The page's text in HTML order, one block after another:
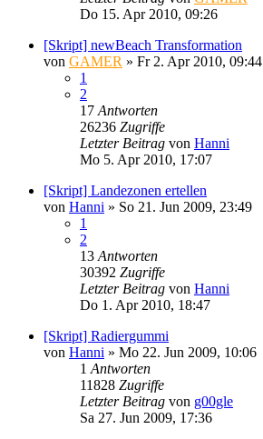
Do 15. Apr 2010, 09:26
[Skript] newBeach Transformation
von GAMER » Fr 2. Apr 2010, 09:44
1
2
17 Antworten
26236 Zugriffe
Letzter Beitrag von Hanni
Mo 5. Apr 2010, 17:07
[Skript] Landezonen ertellen
von Hanni » So 21. Jun 2009, 23:49
1
2
13 Antworten
30392 Zugriffe
Letzter Beitrag von Hanni
Do 1. Apr 2010, 18:47
[Skript] Radiergummi
von Hanni » Mo 22. Jun 2009, 10:06
1 Antworten
11828 Zugriffe
Letzter Beitrag von g00gle
Sa 27. Jun 2009, 17:36